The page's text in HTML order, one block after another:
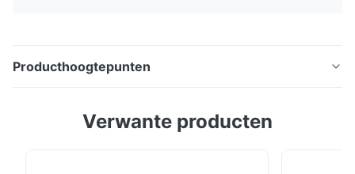
Producthoogtepunten
904L BA-oppervlak Productoverzicht Onze
Verwante producten